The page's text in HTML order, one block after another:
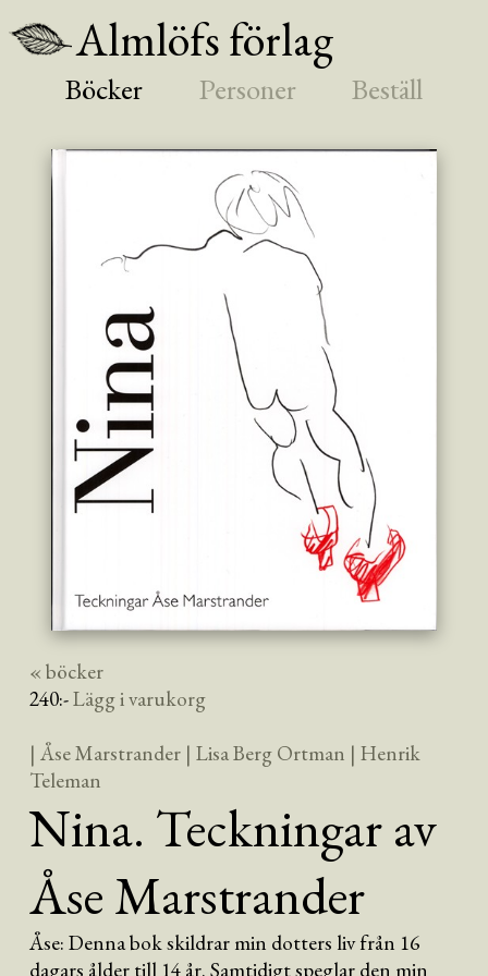
Almlöfs förlag
Böcker Personer Beställ
« böcker
240:-Lägg i varukorg
| Åse Marstrander | Lisa Berg Ortman | Henrik
Teleman
Nina. Teckningar av
Åse Marstrander
Åse: Denna bok skildrar min dotters liv från 16
dagars ålder till 14 år. Samtidigt speglar den min